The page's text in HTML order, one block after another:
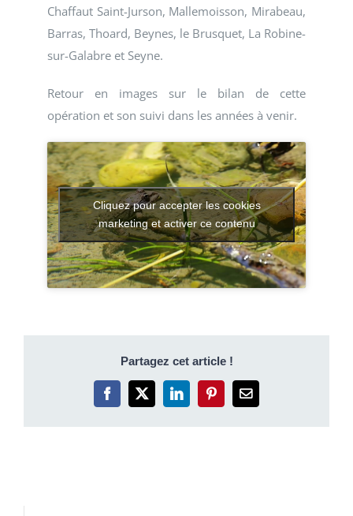
Chaffaut Saint-Jurson, Mallemoisson, Mirabeau,
Barras, Thoard, Beynes, le Brusquet, La Robine-
sur-Galabre et Seyne.
Retour en images sur le bilan de cette
opération et son suivi dans les années à venir.
Cliquez pour accepter les cookies
marketing et activer ce contenu
Partagez cet article !
Facebook
X LinkedInPinterestEmail